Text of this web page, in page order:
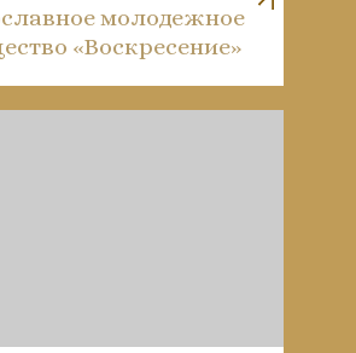
молодежное
«Воскресение»